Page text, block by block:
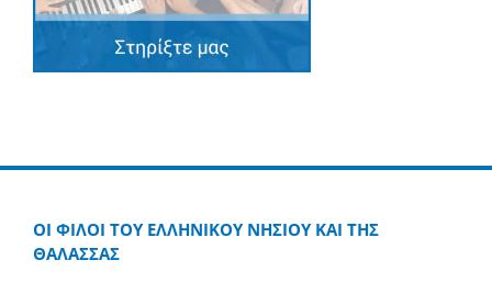
ΟΙ ΦΙΛΟΙ ΤΟΥ ΕΛΛΗΝΙΚΟΥ ΝΗΣΙΟΥ ΚΑΙ ΤΗΣ
ΘΑΛΑΣΣΑΣ